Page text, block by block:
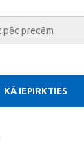
KĀ IEPIRKTIES